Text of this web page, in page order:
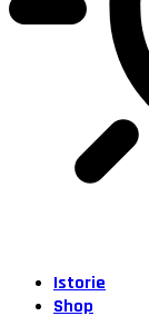
Istorie
Shop